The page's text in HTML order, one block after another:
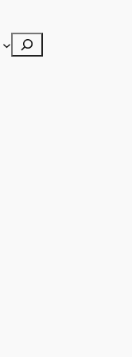
Rechercher